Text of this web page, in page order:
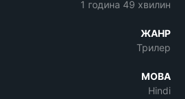
1 година 49 хвилин
ЖАНР
Трилер
МОВА
Hindi